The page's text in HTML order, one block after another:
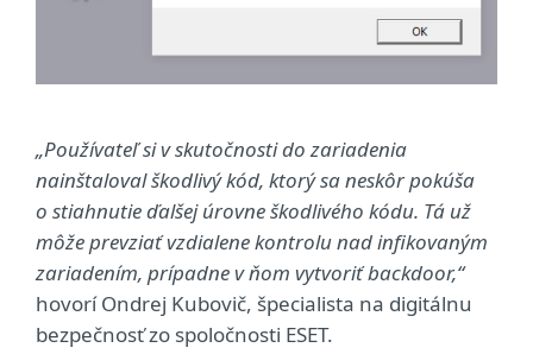
„Používateľ si v skutočnosti do zariadenia
nainštaloval škodlivý kód, ktorý sa neskôr pokúša
o stiahnutie ďalšej úrovne škodlivého kódu. Tá už
môže prevziať vzdialene kontrolu nad infikovaným
zariadením, prípadne v ňom vytvoriť backdoor,“
hovorí Ondrej Kubovič, špecialista na digitálnu
bezpečnosť zo spoločnosti ESET.